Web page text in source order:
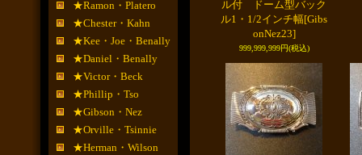
★Ramon・Platero
★Chester・Kahn
★Kee・Joe・Benally
★Daniel・Benally
★Victor・Beck
★Phillip・Tso
★Gibson・Nez
★Orville・Tsinnie
★Herman・Wilson
ル付 ドーム型バック
ル1・1/2インチ幅[Gibs
onNez23]
999,999,999円(税込)